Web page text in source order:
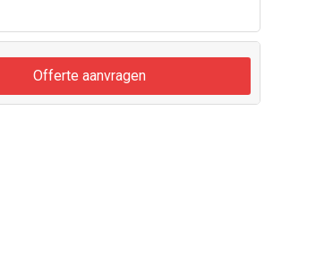
Offerte aanvragen